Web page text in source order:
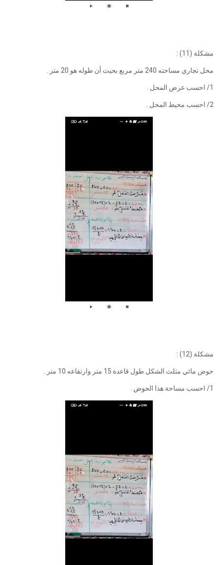
مشكلة (11) :
محل تجاري مساحته 240 متر مربع بحيث أن طوله هو 20 متر .
1/ احسب عرض المحل .
2/ احسب محيط المحل .
مشكلة (12) :
حوض مائي مثلث الشكل طول قاعدة 15 متر وارتفاعه 10 متر .
1/ احسب مساحة هذا الحوض .